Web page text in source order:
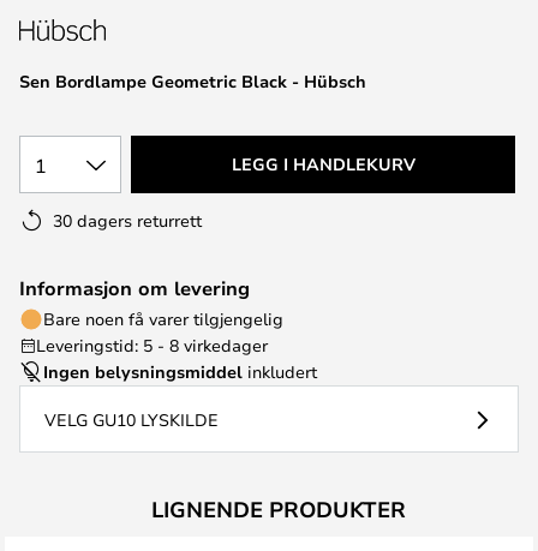
Sen Bordlampe Geometric Black - Hübsch
1 LEGG I HANDLEKURV
30 dagers returrett
Informasjon om levering
Bare noen få varer tilgjengelig
Leveringstid: 5 - 8 virkedager
Ingen belysningsmiddel inkludert
VELG GU10 LYSKILDE
LIGNENDE PRODUKTER